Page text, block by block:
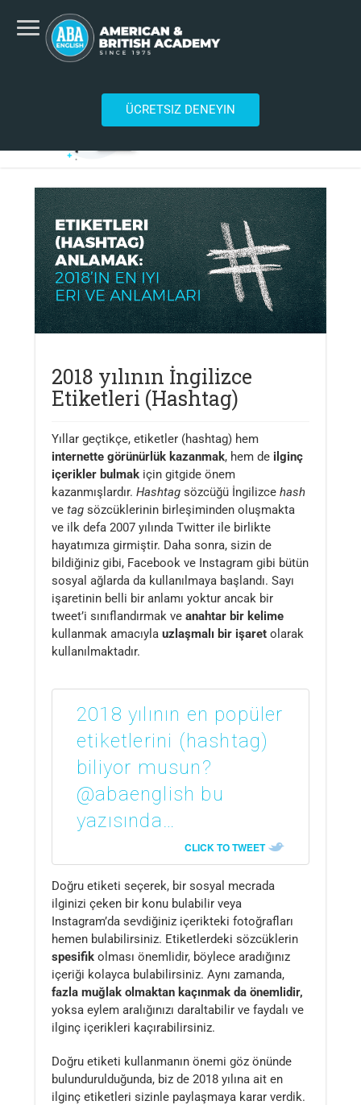
ÜCRETSIZ DENEYIN
2018 yılının İngilizce
Etiketleri (Hashtag)
Yıllar geçtikçe, etiketler (hashtag) hem
internette görünürlük kazanmak, hem de ilginç
içerikler bulmak için gitgide önem
kazanmışlardır. Hashtag sözcüğü İngilizce hash
ve tag sözcüklerinin birleşiminden oluşmakta
ve ilk defa 2007 yılında Twitter ile birlikte
hayatımıza girmiştir. Daha sonra, sizin de
bildiğiniz gibi, Facebook ve Instagram gibi bütün
sosyal ağlarda da kullanılmaya başlandı. Sayı
işaretinin belli bir anlamı yoktur ancak bir
tweet’i sınıflandırmak ve anahtar bir kelime
kullanmak amacıyla uzlaşmalı bir işaret olarak
kullanılmaktadır.
2018 yılının en popüler
etiketlerini (hashtag)
biliyor musun?
@abaenglish bu
yazısında…
CLICK TO TWEET
Doğru etiketi seçerek, bir sosyal mecrada
ilginizi çeken bir konu bulabilir veya
Instagram’da sevdiğiniz içerikteki fotoğrafları
hemen bulabilirsiniz. Etiketlerdeki sözcüklerin
spesifik olması önemlidir, böylece aradığınız
içeriği kolayca bulabilirsiniz. Aynı zamanda,
fazla muğlak olmaktan kaçınmak da önemlidir,
yoksa eylem aralığınızı daraltabilir ve faydalı ve
ilginç içerikleri kaçırabilirsiniz.
Doğru etiketi kullanmanın önemi göz önünde
bulundurulduğunda, biz de 2018 yılına ait en
ilginç etiketleri sizinle paylaşmaya karar verdik.